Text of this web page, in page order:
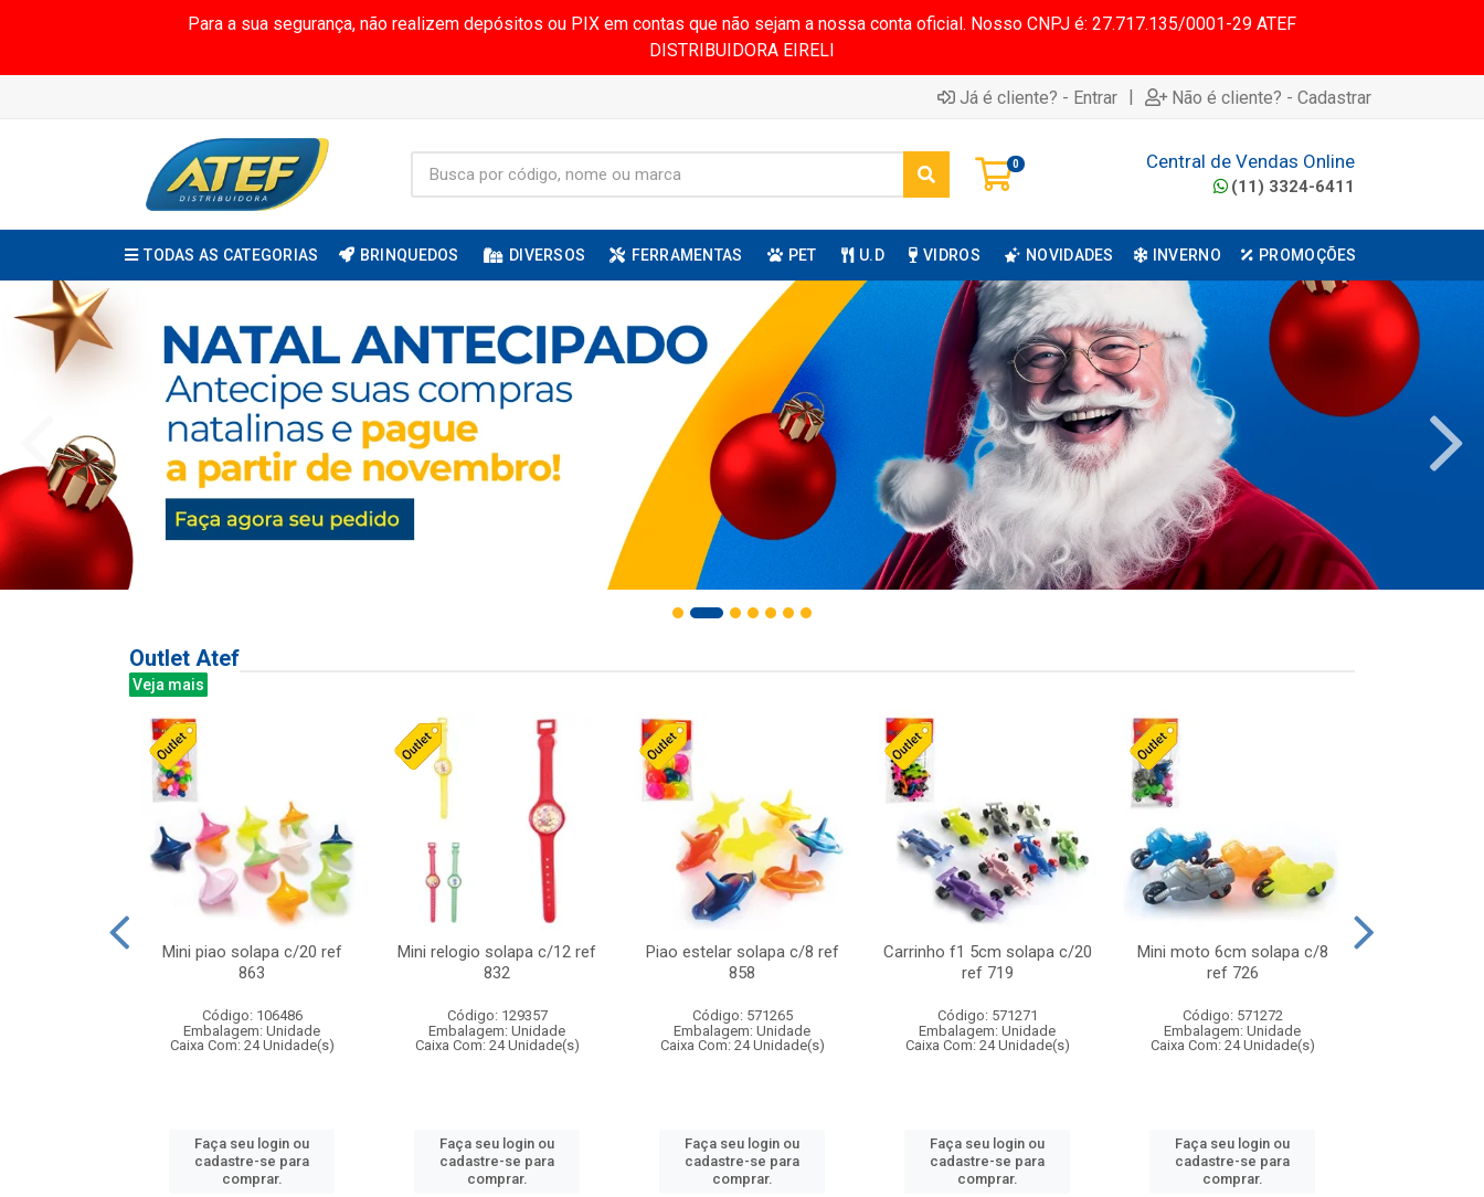
Para a sua segurança, não realizem depósitos ou PIX em contas que não sejam a nossa conta oficial. Nosso CNPJ é: 27.717.135/0001-29 ATEF
DISTRIBUIDORA EIRELI
Já é cliente? - Entrar | Não é cliente? - Cadastrar
0 Central de Vendas Online
(11) 3324-6411
TODAS AS CATEGORIAS BRINQUEDOS DIVERSOS FERRAMENTAS PET U.D VIDROS NOVIDADES INVERNO PROMOÇÕES
Outlet Atef
Veja mais
Mini piao solapa c/20 ref
863
Código: 106486
Embalagem: Unidade
Caixa Com: 24 Unidade(s)
Faça seu login ou
cadastre-se para
comprar.
Mini relogio solapa c/12 ref
832
Código: 129357
Embalagem: Unidade
Caixa Com: 24 Unidade(s)
Faça seu login ou
cadastre-se para
comprar.
Piao estelar solapa c/8 ref
858
Código: 571265
Embalagem: Unidade
Caixa Com: 24 Unidade(s)
Faça seu login ou
cadastre-se para
comprar.
Carrinho f1 5cm solapa c/20
ref 719
Código: 571271
Embalagem: Unidade
Caixa Com: 24 Unidade(s)
Faça seu login ou
cadastre-se para
comprar.
Mini moto 6cm solapa c/8
ref 726
Código: 571272
Embalagem: Unidade
Caixa Com: 24 Unidade(s)
Faça seu login ou
cadastre-se para
comprar.